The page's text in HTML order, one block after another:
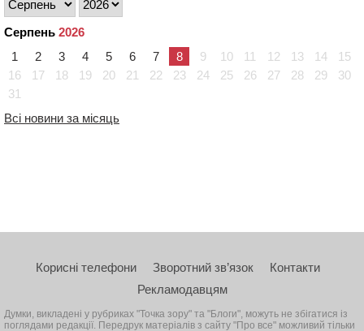
Серпень 2026
1
2 3 4 5 6 7 8 9 10 11 12 13 14
15
16
17 18 19 20 21 22 23 24 25 26 27 28 29
30
31
Всі новини за місяць
Корисні телефони Зворотний зв’язок
Контакти
Рекламодавцям
Думки, викладені у рубриках "Точка зору" та "Блоги", можуть не збігатися із
поглядами редакції. Передрук матеріалів з сайту "Про все" можливий тільки